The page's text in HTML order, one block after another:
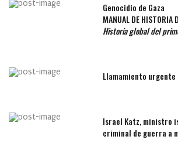
Genocidio de Gaza
MANUAL DE HISTORIA
Historia global del
Llamamiento urgente
Israel Katz, ministro
criminal de guerra a